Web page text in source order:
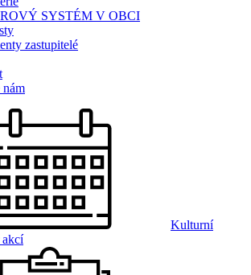
SYSTÉM V OBCI
zastupitelé
nám
Kulturní
akcí